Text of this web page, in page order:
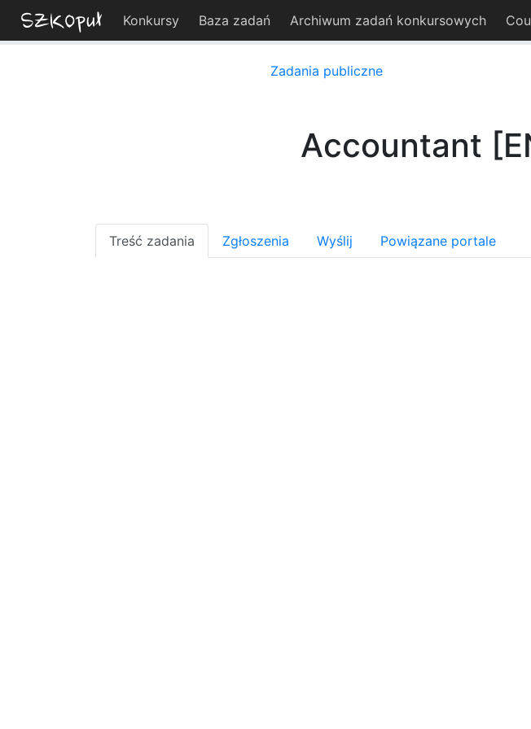
Konkursy Baza zadań Archiwum zadań konkursowych
Zadania publiczne
Accountant
Treść zadania Zgłoszenia Wyślij Powiązane portale